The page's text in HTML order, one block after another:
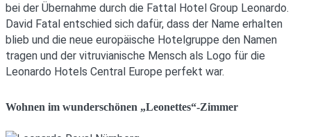
bei der Übernahme durch die Fattal Hotel Group Leonardo.
David Fatal entschied sich dafür, dass der Name erhalten
blieb und die neue europäische Hotelgruppe den Namen
tragen und der vitruvianische Mensch als Logo für die
Leonardo Hotels Central Europe perfekt war.
Wohnen im wunderschönen „Leonettes“-Zimmer